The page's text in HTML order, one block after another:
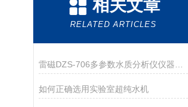
相关文章
RELATED ARTICLES
如何正确选用实验室超纯水机